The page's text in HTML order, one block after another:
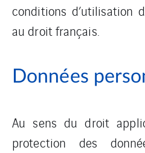
conditions d’utilisation
au droit français.
Données
Au sens du droit
protection des